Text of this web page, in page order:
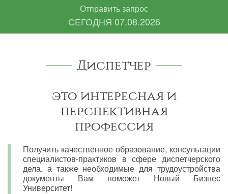
Отправить запрос
СЕГОДНЯ 07.08.2026
Диспетчер
это интересная и
перспективная
профессия
Получить качественное образование, консультации
специалистов-практиков в сфере диспетчерского
дела, а также необходимые для трудоустройства
документы Вам поможет Новый Бизнес
Университет!